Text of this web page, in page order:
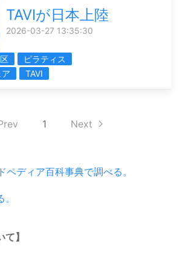
TAVIが日本上陸
2026-03-27 13:35:30
ピラティス
TAVI
1 Next
ペディア百科事典で調べる。
】